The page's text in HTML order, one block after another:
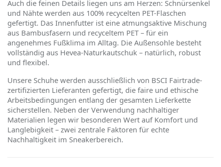
Auch die feinen Details liegen uns am Herzen: Schnürsenkel
und Nähte werden aus 100% recycelten PET-Flaschen
gefertigt. Das Innenfutter ist eine atmungsaktive Mischung
aus Bambusfasern und recyceltem PET – für ein
angenehmes Fußklima im Alltag. Die Außensohle besteht
vollständig aus Hevea-Naturkautschuk – natürlich, robust
und flexibel.
Unsere Schuhe werden ausschließlich von BSCI Fairtrade-
zertifizierten Lieferanten gefertigt, die faire und ethische
Arbeitsbedingungen entlang der gesamten Lieferkette
sicherstellen. Neben der Verwendung nachhaltiger
Materialien legen wir besonderen Wert auf Komfort und
Langlebigkeit – zwei zentrale Faktoren für echte
Nachhaltigkeit im Sneakerbereich.